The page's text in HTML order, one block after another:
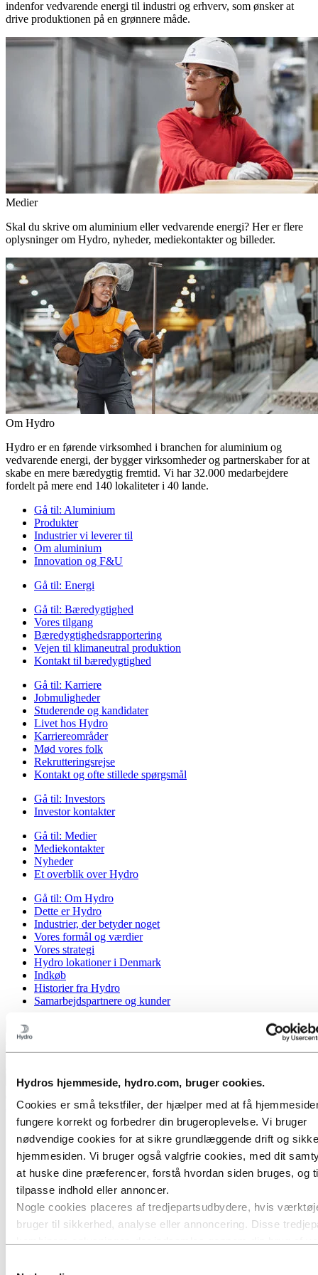
Hydros hjemmeside, hydro.com, bruger cookies.
Cookies er små tekstfiler, der hjælper med at få
fungere korrekt og forbedrer din brugeroplevelse. Vi bruger
nødvendige cookies for at sikre grundlæggende drift og
hjemmesiden. Vi bruger også valgfrie cookies, med dit
at huske dine præferencer, forstå hvordan siden bruges, og
tilpasse indhold eller annoncer.
Nogle cookies placeres af tredjepartsudbydere, hvis
bruger til sikkerhed, analyse eller annoncering. Disse
indenfor vedvarende energi til industri og erhverv, som ønsker at
drive produktionen på en grønnere måde.
Medier
Skal du skrive om aluminium eller vedvarende energi? Her er flere
oplysninger om Hydro, nyheder, mediekontakter og billeder.
Om Hydro
Hydro er en førende virksomhed i branchen for aluminium og
vedvarende energi, der bygger virksomheder og partnerskaber for at
skabe en mere bæredygtig fremtid. Vi har 32.000 medarbejdere
fordelt på mere end 140 lokaliteter i 40 lande.
Gå til: Aluminium
Produkter
Industrier vi leverer til
Om aluminium
Innovation og F&U
Gå til: Energi
Gå til: Bæredygtighed
Vores tilgang
Bæredygtighedsrapportering
Vejen til klimaneutral produktion
Kontakt til bæredygtighed
Gå til: Karriere
Jobmuligheder
Studerende og kandidater
Livet hos Hydro
Karriereområder
Mød vores folk
Rekrutteringsrejse
Kontakt og ofte stillede spørgsmål
Gå til: Investors
Investor kontakter
Gå til: Medier
Mediekontakter
Nyheder
Et overblik over Hydro
Gå til: Om Hydro
Dette er Hydro
Industrier, der betyder noget
Vores formål og værdier
Vores strategi
Hydro lokationer i Denmark
Indkøb
Historier fra Hydro
Samarbejdspartnere og kunder
Tilbage til hovedmenuen
Luk
Aluminium
Produkter
Industrier vi leverer til
Biler
Byggeri & anlæg
Skibsfart & Offshore
Transport
HVACR
Varmevekslere i aluminium
Varmevekslere med ribber og rør
Ledningssæt
Sol og energi